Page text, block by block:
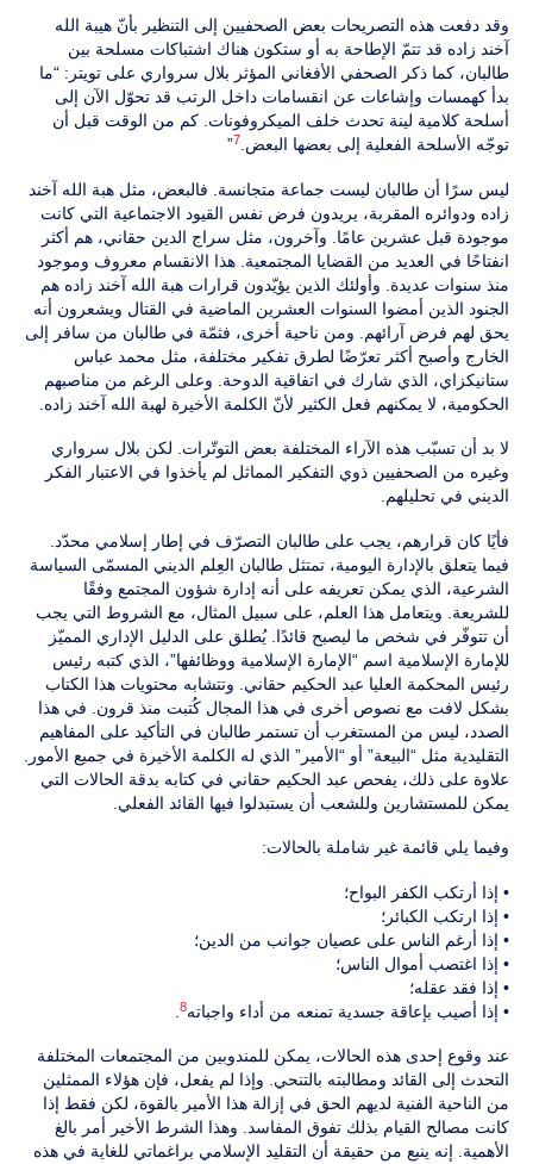
وقد دفعت هذه التصريحات بعض الصحفيين إلى التنظير بأنّ هيبة الله
آخند زاده قد تتمّ الإطاحة به أو ستكون هناك اشتباكات مسلحة بين
طالبان، كما ذكر الصحفي الأفغاني المؤثر بلال سرواري على تويتر: “ما
بدأ كهمسات وإشاعات عن انقسامات داخل الرتب قد تحوّل الآن إلى
أسلحة كلامية لينة تحدث خلف الميكروفونات. كم من الوقت قبل أن
توجّه الأسلحة الفعلية إلى بعضها البعض.7
”
ليس سرًا أن طالبان ليست جماعة متجانسة. فالبعض، مثل هبة الله آخند
زاده ودوائره المقربة، يريدون فرض نفس القيود الاجتماعية التي كانت
موجودة قبل عشرين عامًا. وآخرون، مثل سراج الدين حقاني، هم أكثر
انفتاحًا في العديد من القضايا المجتمعية. هذا الانقسام معروف وموجود
منذ سنوات عديدة. وأولئك الذين يؤيّدون قرارات هبة الله آخند زاده هم
الجنود الذين أمضوا السنوات العشرين الماضية في القتال ويشعرون أنه
يحق لهم فرض آرائهم. ومن ناحية أخرى، فثمّة في طالبان من سافر إلى
الخارج وأصبح أكثر تعرّضًا لطرق تفكير مختلفة، مثل محمد عباس
ستانيكزاي، الذي شارك في اتفاقية الدوحة. وعلى الرغم من مناصبهم
الحكومية، لا يمكنهم فعل الكثير لأنّ الكلمة الأخيرة لهبة الله آخند زاده.
لا بد أن تسبّب هذه الآراء المختلفة بعض التوتّرات. لكن بلال سرواري
وغيره من الصحفيين ذوي التفكير المماثل لم يأخذوا في الاعتبار الفكر
الديني في تحليلهم.
فأيًا كان قرارهم، يجب على طالبان التصرّف في إطار إسلامي محدّد.
فيما يتعلق بالإدارة اليومية، تمتثل طالبان العِلم الديني المسمّى السياسة
الشرعية، الذي يمكن تعريفه على أنه إدارة شؤون المجتمع وفقًا
للشريعة. ويتعامل هذا العلم، على سبيل المثال، مع الشروط التي يجب
أن تتوفّر في شخص ما ليصبح قائدًا. يُطلق على الدليل الإداري المميّز
للإمارة الإسلامية اسم “الإمارة الإسلامية ووظائفها”، الذي كتبه رئيس
رئيس المحكمة العليا عبد الحكيم حقاني. وتتشابه محتويات هذا الكتاب
بشكل لافت مع نصوص أخرى في هذا المجال كُتبت منذ قرون. في هذا
الصدد، ليس من المستغرب أن تستمر طالبان في التأكيد على المفاهيم
التقليدية مثل “البيعة” أو “الأمير” الذي له الكلمة الأخيرة في جميع الأمور.
علاوة على ذلك، يفحص عبد الحكيم حقاني في كتابه بدقة الحالات التي
يمكن للمستشارين وللشعب أن يستبدلوا فيها القائد الفعلي.
وفيما يلي قائمة غير شاملة بالحالات:
• إذا أرتكب الكفر البواح؛
• إذا ارتكب الكبائر؛
• إذا أرغم الناس على عصيان جوانب من الدين؛
• إذا اغتصب أموال الناس؛
• إذا فقد عقله؛
• إذا أصيب بإعاقة جسدية تمنعه من أداء واجباته8
عند وقوع إحدى هذه الحالات، يمكن للمندوبين من المجتمعات المختلفة
التحدث إلى القائد ومطالبته بالتنحي. وإذا لم يفعل، فإن هؤلاء الممثلين
من الناحية الفنية لديهم الحق في إزالة هذا الأمير بالقوة، لكن فقط إذا
كانت مصالح القيام بذلك تفوق المفاسد. وهذا الشرط الأخير أمر بالغ
الأهمية. إنه ينبع من حقيقة أن التقليد الإسلامي براغماتي للغاية في هذه